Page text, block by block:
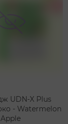
UDN-X Plus
- Watermelon
Apple